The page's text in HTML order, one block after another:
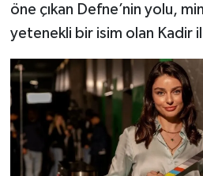
öne çıkan Defne’nin yolu,
yetenekli bir isim olan Kadir
Dünya Haberleri
Haber Arşivi